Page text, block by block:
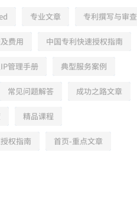
专业文章 专利撰写与审查
费用 中国专利快速授权指南
管理手册 典型服务案例
常见问题解答 成功之路文章
精品课程
权指南 首页-重点文章